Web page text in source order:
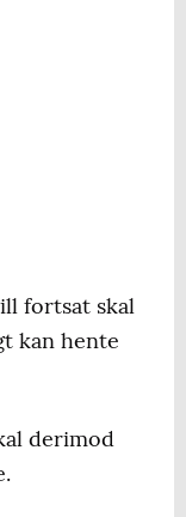
fortsat skal
kan hente
derimod